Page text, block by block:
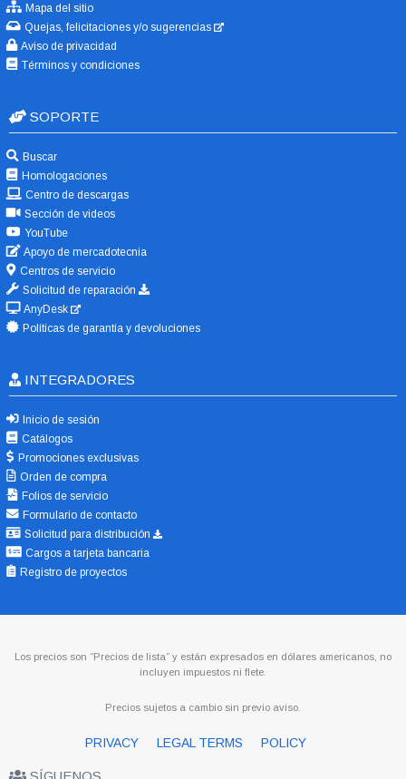
Mapa del sitio
Quejas, felicitaciones y/o sugerencias
Aviso de privacidad
Términos y condiciones
SOPORTE
Buscar
Homologaciones
Centro de descargas
Sección de videos
YouTube
Apoyo de mercadotecnia
Centros de servicio
Solicitud de reparación
AnyDesk
Políticas de garantía y devoluciones
INTEGRADORES
Inicio de sesión
Catálogos
Promociones exclusivas
Orden de compra
Folios de servicio
Formulario de contacto
Solicitud para distribución
Cargos a tarjeta bancaria
Registro de proyectos
Los precios son “Precios de lista” y están expresados en dólares americanos, no
incluyen impuestos ni flete.
Precios sujetos a cambio sin previo aviso.
PRIVACY LEGAL TERMS POLICY
SÍGUENOS